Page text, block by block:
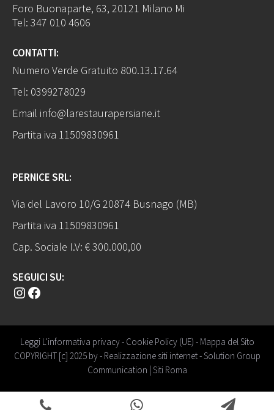
Foro Buonaparte, 63, 20121 Milano Mi
Tel: 347 010 4606
CONTATTI:
Numero Verde Gratuito 800.13.17.64
Tel: 0399278029
Email info@larestaurapersiane.it
Partita iva 11509830961
PERNICE SRL:
Via del Lavoro 10/G 20874 Busnago (MB)
Partita iva 11509830961
Cap. Sociale I.V: € 300.000,00
SEGUICI SU:
Instagram Facebook
Leggi L'informativa privacy- Cookie Policy (UE) - Mappa del Sito
COPYRIGHT [c] 2025 by - Realizzazione siti internet-Solution Group
Communication | Siti Roma